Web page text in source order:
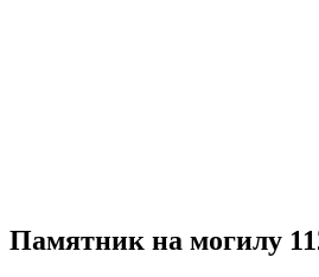
Памятник на могилу